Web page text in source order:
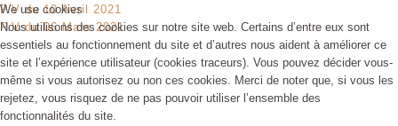
P.V du 10 Avril 2021
P.V du 06 Mars 2021
We use cookies
Nous utilisons des cookies sur notre site web. Certains d’entre eux sont
essentiels au fonctionnement du site et d’autres nous aident à améliorer ce
site et l’expérience utilisateur (cookies traceurs). Vous pouvez décider vous-
même si vous autorisez ou non ces cookies. Merci de noter que, si vous les
rejetez, vous risquez de ne pas pouvoir utiliser l’ensemble des
fonctionnalités du site.